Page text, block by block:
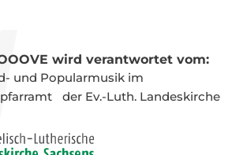
wird verantwortet vom:
und Popular­musik im
der Ev.-Luth. Landeskirche